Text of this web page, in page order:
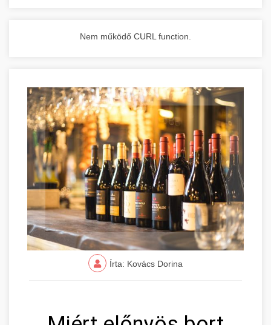
Nem működő CURL function.
Írta: Kovács Dorina